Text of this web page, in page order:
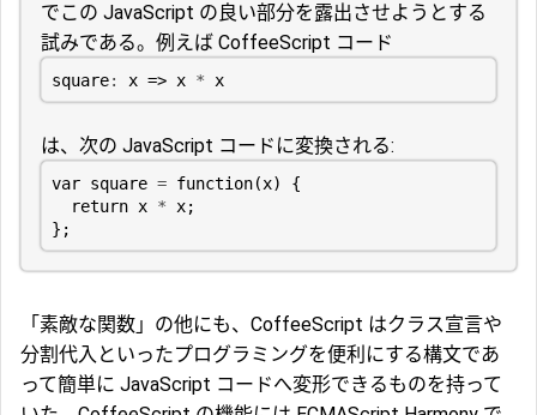
でこの JavaScript の良い部分を露出させようとする
試みである。例えば CoffeeScript コード
square: x => x * x
は、次の JavaScript コードに変換される:
var square = function(x)
{
return x * x;
};
「素敵な関数」の他にも、CoffeeScript はクラス宣言や
分割代入といったプログラミングを便利にする構文であ
って簡単に JavaScript コードへ変形できるものを持って